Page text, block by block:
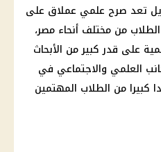
تعد صرح علمي عملاق على
الطلاب من مختلف أنحاء مصر،
على قدر كبير من الأبحاث
العلمي والاجتماعي في
كبيرا من الطلاب المهتمين